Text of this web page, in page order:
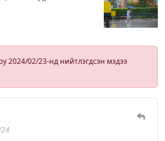
2024/02/23-нд нийтлэгдсэн мэдээ